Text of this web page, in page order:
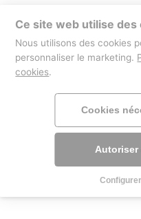
Ce site web utilise des
Nous utilisons des cookies
personnaliser le marketing.
cookies.
Cookies
Autoriser